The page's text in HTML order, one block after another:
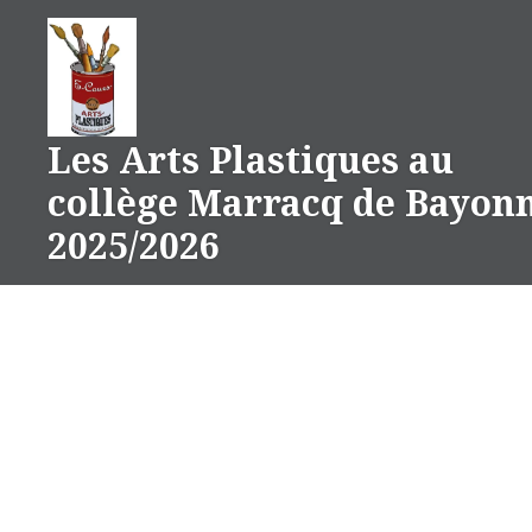
Les Arts Plastiques au
collège Marracq de
2025/2026